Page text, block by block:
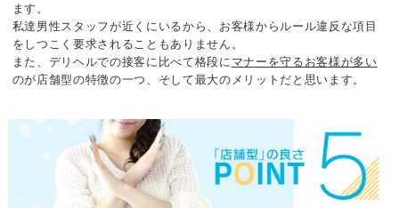
ます。
私達男性スタッフが近くにいるから、 お客様からルール違反な項目
をしつこく要求されることもありません。
また、デリヘルでの接客に比べて格段に マナーを守るお客様が多い
のが店舗型の特徴の一つ、 そして最大のメリットだと思います。